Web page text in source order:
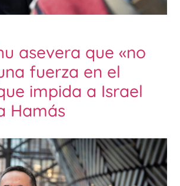
asevera que «no
fuerza en el
impida a Israel
Hamás